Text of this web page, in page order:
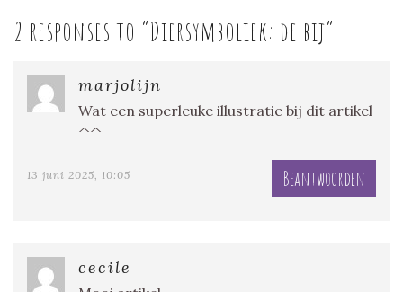
2 responses to “Diersymboliek: de bij”
marjolijn
Wat een superleuke illustratie bij dit artikel
^^
13 juni 2025, 10:05 Beantwoorden
cecile